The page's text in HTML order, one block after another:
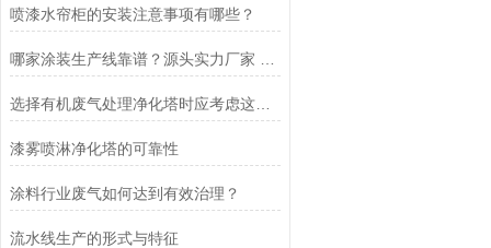
喷漆水帘柜的安装注意事项有哪些？
选择有机废气处理净化塔时应考虑这些因素
漆雾喷淋净化塔的可靠性
涂料行业废气如何达到有效治理？
流水线生产的形式与特征